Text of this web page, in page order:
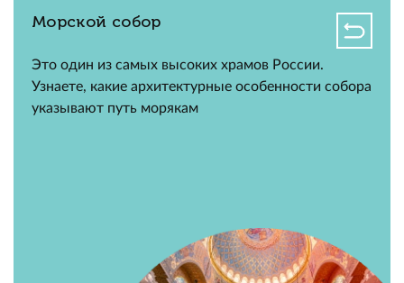
Морской собор
Это один из самых высоких храмов России.
Узнаете, какие архитектурные особенности собора
указывают путь морякам